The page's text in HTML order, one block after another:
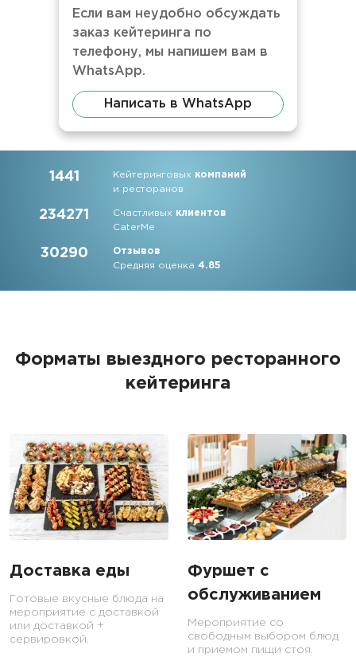
Если вам неудобно обсуждать
заказ кейтеринга по
телефону, мы напишем вам в
WhatsApp.
Написать в WhatsApp
1441 Кейтеринговых компаний
и ресторанов
234271 Счастливых клиентов
CaterMe
30290
Отзывов
Средняя оценка4.85
Форматы выездного ресторанного
кейтеринга
Доставка еды
Готовые вкусные блюда на
мероприятие с доставкой
или доставкой +
сервировкой.
Фуршет с
обслуживанием
Мероприятие со
свободным выбором блюд
и приемом пищи стоя.